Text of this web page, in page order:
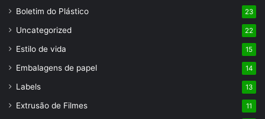
Boletim do Plástico 23
Uncategorized 22
Estilo de vida 15
Embalagens de papel 14
Labels 13
Extrusão de Filmes 11